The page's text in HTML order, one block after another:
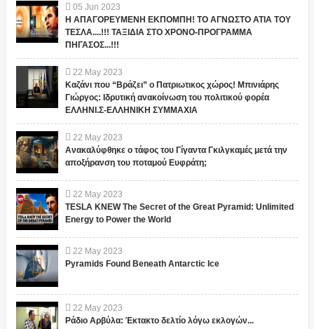
05 Jun 2023
Η ΑΠΑΓΟΡΕΥΜΕΝΗ ΕΚΠΟΜΠΗ! ΤΟ ΑΓΝΩΣΤΟ ΑΤΙΑ ΤΟΥ
ΤΕΣΛΑ....!!! ΤΑΞΙΔΙΑ ΣΤΟ ΧΡΟΝΟ-ΠΡΟΓΡΑΜΜΑ
ΠΗΓΑΣΟΣ...!!!
22 May 2023
Καζάνι που “Βράζει” ο Πατριωτικος χώρος! Μπινιάρης
Γιώργος: Ιδρυτική ανακοίνωση του πολιτικού φορέα
ΕΛΛΗΝΙ.Σ-ΕΛΛΗΝΙΚΗ ΣΥΜΜΑΧΙΑ
22 May 2023
Ανακαλύφθηκε ο τάφος του Γίγαντα Γκιλγκαμές μετά την
αποξήρανση του ποταμού Ευφράτη;
22 May 2023
TESLA KNEW The Secret of the Great Pyramid: Unlimited
Energy to Power the World
22 May 2023
Pyramids Found Beneath Antarctic Ice
22 May 2023
Ράδιο Αρβύλα: Έκτακτο δελτίο λόγω εκλογών...